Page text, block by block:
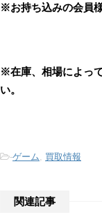
※お持ち込みの会員
※在庫、相場によっ
い。
-ゲーム 買取情報
関連記事